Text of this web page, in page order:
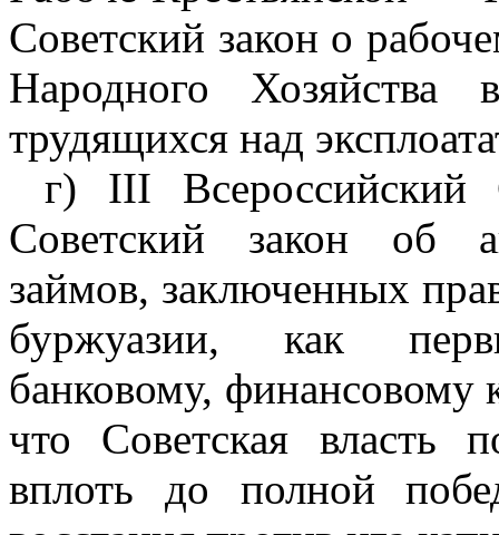
Советский закон о
Народного Хозяйства
трудящихся над
г) III Всероссийский
Советский закон об
займов, заключенных
буржуазии, как
банковому, финансовому
что Советская власть
вплоть до полной